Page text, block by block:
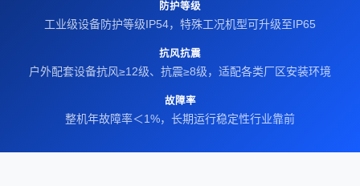
防护等级
工业级设备防护等级IP54，特殊工况机型可升级至IP65
抗风抗震
户外配套设备抗风≥12级、抗震≥8级，适配各类厂区安装环境
故障率
整机年故障率＜1%，长期运行稳定性行业靠前